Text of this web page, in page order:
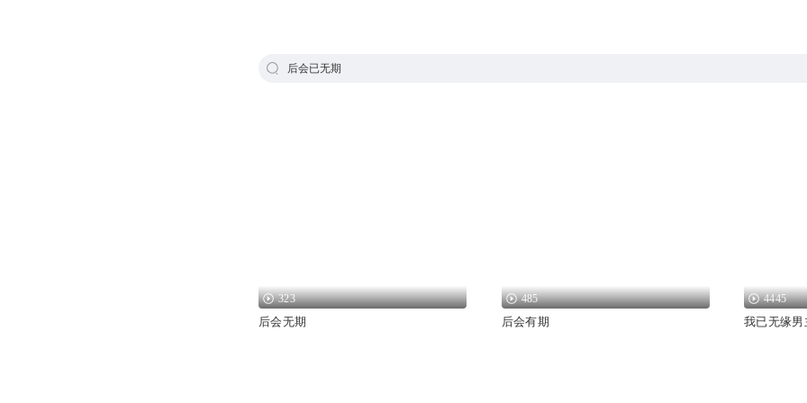
后会已无期
323
后会无期
485
后会有期
4445
我已无缘男